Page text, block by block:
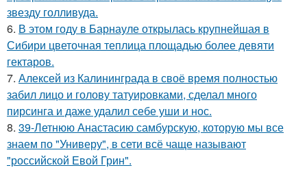
звезду голливуда.
6. В этом году в Барнауле открылась крупнейшая в
Сибири цветочная теплица площадью более девяти
гектаров.
7. Алексей из Калининграда в своё время полностью
забил лицо и голову татуировками, сделал много
пирсинга и даже удалил себе уши и нос.
8. 39-Летнюю Анастасию самбурскую, которую мы все
знаем по "Универу", в сети всё чаще называют
"российской Евой Грин".